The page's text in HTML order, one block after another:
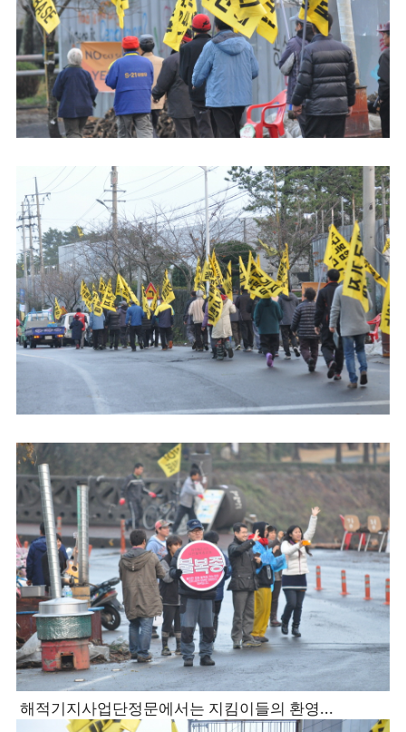
해적기지사업단정문에서는 지킴이들의 환영...